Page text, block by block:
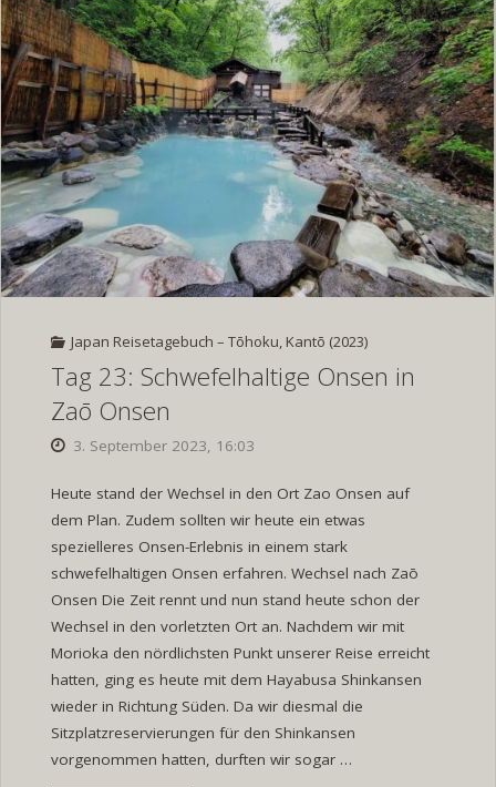
in
Zaō
Onsen"
Japan Reisetagebuch – Tōhoku, Kantō (2023)
Tag 23: Schwefelhaltige Onsen in
Zaō Onsen
3. September 2023, 16:03
Heute stand der Wechsel in den Ort Zao Onsen auf
dem Plan. Zudem sollten wir heute ein etwas
spezielleres Onsen-Erlebnis in einem stark
schwefelhaltigen Onsen erfahren. Wechsel nach Zaō
Onsen Die Zeit rennt und nun stand heute schon der
Wechsel in den vorletzten Ort an. Nachdem wir mit
Morioka den nördlichsten Punkt unserer Reise erreicht
hatten, ging es heute mit dem Hayabusa Shinkansen
wieder in Richtung Süden. Da wir diesmal die
Sitzplatzreservierungen für den Shinkansen
vorgenommen hatten, durften wir sogar …